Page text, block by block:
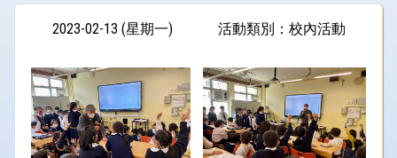
2023-02-13 (星期一) 活動類別：校內活動